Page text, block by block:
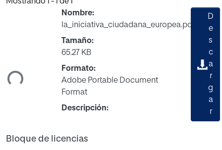
Nombre:
la_iniciativa_ciudadana_europea.pdf
Tamaño:
65.27 KB
Formato:
Adobe Portable Document
Format
Descripción:
D
e
s
c
a
r
g
a
r
Bloque de licencias